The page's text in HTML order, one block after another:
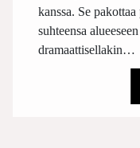
kanssa. Se
suhteensa
dramaattisellakin…